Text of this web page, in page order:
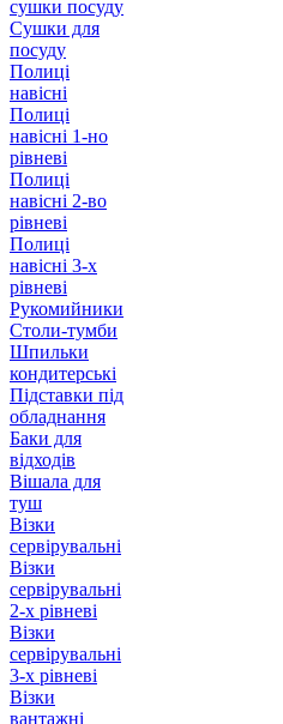
сушки посуду
Сушки для
посуду
Полиці
навісні
Полиці
навісні 1-но
рівневі
Полиці
навісні 2-во
рівневі
Полиці
навісні 3-х
рівневі
Рукомийники
Столи-тумби
Шпильки
кондитерські
Підставки під
обладнання
Баки для
відходів
Вішала для
туш
Візки
сервірувальні
Візки
сервірувальні
2-х рівневі
Візки
сервірувальні
3-х рівневі
Візки
вантажні